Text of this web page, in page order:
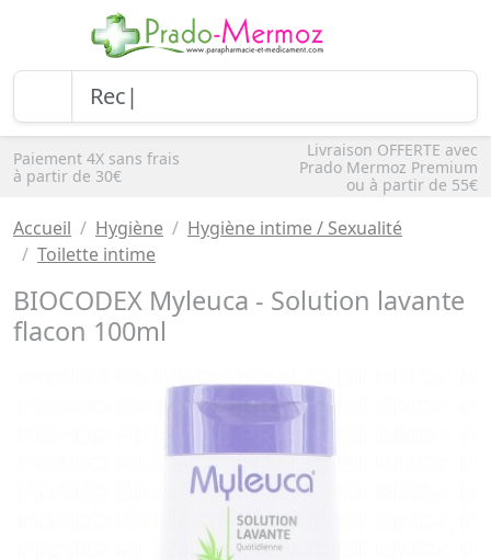
Paiement 4X sans frais
à partir de 30€
Livraison OFFERTE avec
Prado Mermoz Premium
ou à partir de 55€
Accueil Hygiène
Hygiène intime / Sexualité
Toilette intime
BIOCODEX Myleuca - Solution lavante
flacon 100ml